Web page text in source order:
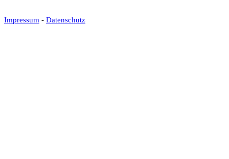
Impressum - Datenschutz